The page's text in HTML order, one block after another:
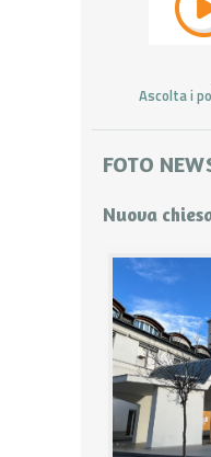
Ascolta i
FOTO
Nuova